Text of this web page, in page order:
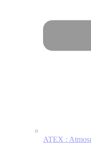
ATEX :